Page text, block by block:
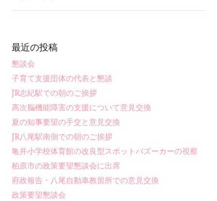
最近の投稿
懇談会
子育て支援団体の代表と懇談
JR志紀駅での朝のご挨拶
高次脳機能障害の支援について意見交換
夏の知事要望の手交と意見交換
JR八尾駅南側での朝のご挨拶
亀井小学校体育館の改良型スポットバズーカーの視察
柏原市の政策要望懇談会に出席
府政報告・八尾自動車教習所での意見交換
政策要望懇談会